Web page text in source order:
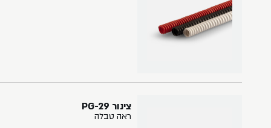
צינור PG-29
ראה טבלה